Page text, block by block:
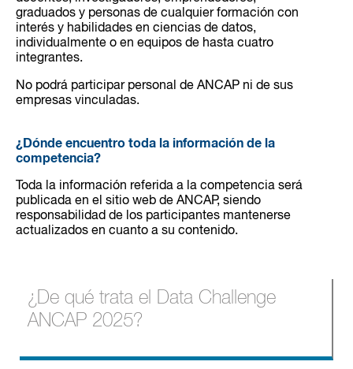
¿De qué trata el Data Challenge
ANCAP 2025?
graduados y personas de cualquier formación con
interés y habilidades en ciencias de datos,
individualmente o en equipos de hasta cuatro
integrantes.
No podrá participar personal de ANCAP ni de sus
empresas vinculadas.
¿Dónde encuentro toda la información de la
competencia?
Toda la información referida a la competencia será
publicada en el sitio web de ANCAP, siendo
responsabilidad de los participantes mantenerse
actualizados en cuanto a su contenido.